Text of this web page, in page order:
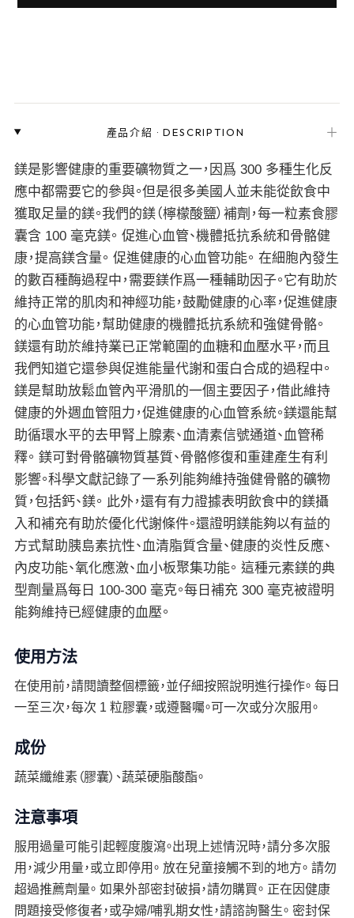
產品介紹 ·DESCRIPTION ＋
鎂是影響健康的重要礦物質之一，因爲 300 多種生化反
應中都需要它的參與。但是很多美國人並未能從飲食中
獲取足量的鎂。我們的鎂（檸檬酸鹽）補劑，每一粒素食膠
囊含 100 毫克鎂。 促進心血管、機體抵抗系統和骨骼健
康，提高鎂含量。 促進健康的心血管功能。 在細胞內發生
的數百種酶過程中，需要鎂作爲一種輔助因子。它有助於
維持正常的肌肉和神經功能，鼓勵健康的心率，促進健康
的心血管功能，幫助健康的機體抵抗系統和強健骨骼。
鎂還有助於維持業已正常範圍的血糖和血壓水平，而且
我們知道它還參與促進能量代謝和蛋白合成的過程中。
鎂是幫助放鬆血管內平滑肌的一個主要因子，借此維持
健康的外週血管阻力，促進健康的心血管系統。鎂還能幫
助循環水平的去甲腎上腺素、血清素信號通道、血管稀
釋。 鎂可對骨骼礦物質基質、骨骼修復和重建產生有利
影響。科學文獻記錄了一系列能夠維持強健骨骼的礦物
質，包括鈣、鎂。 此外，還有有力證據表明飲食中的鎂攝
入和補充有助於優化代謝條件。還證明鎂能夠以有益的
方式幫助胰島素抗性、血清脂質含量、健康的炎性反應、
內皮功能、氧化應激、血小板聚集功能。 這種元素鎂的典
型劑量爲每日 100-300 毫克。每日補充 300 毫克被證明
能夠維持已經健康的血壓。
使用方法
在使用前，請閱讀整個標籤，並仔細按照說明進行操作。 每日
一至三次，每次 1 粒膠囊，或遵醫囑。可一次或分次服用。
成份
蔬菜纖維素（膠囊）、蔬菜硬脂酸酯。
注意事項
服用過量可能引起輕度腹瀉。出現上述情況時，請分多次服
用，減少用量，或立即停用。 放在兒童接觸不到的地方。 請勿
超過推薦劑量。 如果外部密封破損，請勿購買。 正在因健康
問題接受修復者，或孕婦/哺乳期女性，請諮詢醫生。 密封保